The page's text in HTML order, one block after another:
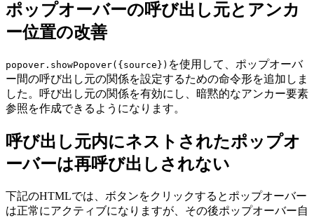
ポップオーバーの呼び出し元とアンカ
ー位置の改善
popover.showPopover({source}) を使用して、ポップオーバ
ー間の呼び出し元の関係を設定するための命令形を追加しま
した。呼び出し元の関係を有効にし、暗黙的なアンカー要素
参照を作成できるようになります。
呼び出し元内にネストされたポップオ
ーバーは再呼び出しされない
下記のHTMLでは、ボタンをクリックするとポップオーバー
は正常にアクティブになりますが、その後ポップオーバー自